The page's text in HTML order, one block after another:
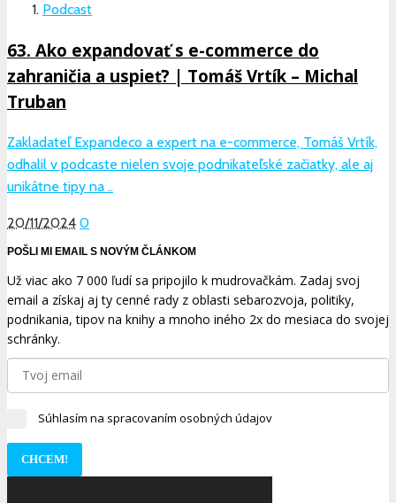
Podcast
63. Ako expandovať s e-commerce do
zahraničia a uspieť? | Tomáš Vrtík – Michal
Truban
Zakladateľ Expandeco a expert na e-commerce, Tomáš Vrtík,
odhalil v podcaste nielen svoje podnikateľské začiatky, ale aj
unikátne tipy na ..
20/11/2024 0
POŠLI MI EMAIL S NOVÝM ČLÁNKOM
Už viac ako 7 000 ľudí sa pripojilo k mudrovačkám. Zadaj svoj
email a získaj aj ty cenné rady z oblasti sebarozvoja, politiky,
podnikania, tipov na knihy a mnoho iného 2x do mesiaca do svojej
schránky.
Súhlasím na spracovaním osobných údajov
CHCEM!